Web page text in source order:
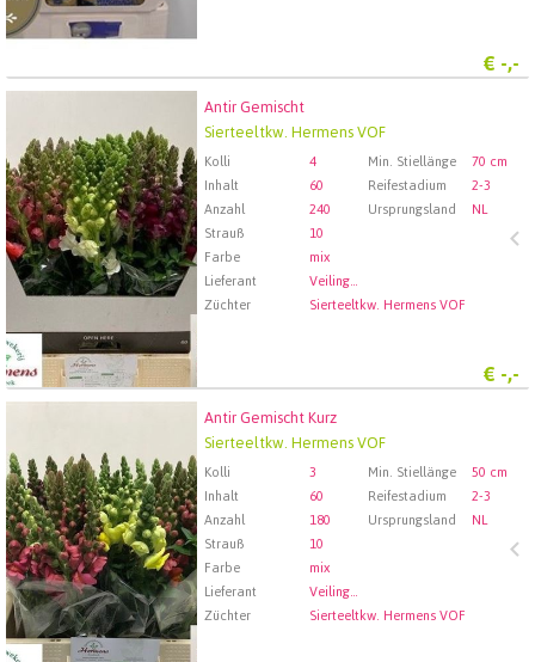
€ -,-
Antir Gemischt
Sierteeltkw. Hermens VOF
Kolli 4 Min. Stiellänge
70 cm
Inhalt
60 Reifestadium
2-3
Anzahl
240 Ursprungsland
NL
Strauß
10
Farbe
mix
Lieferant
Veiling Rhein-Maas GmbH & Co. KG
Züchter
Sierteeltkw. Hermens VOF
€ -,-
Wählen Sie zuerst ein Abfartdatum.
Antir Gemischt Kurz
Sierteeltkw. Hermens VOF
Kolli 3 Min. Stiellänge
50 cm
Inhalt
60 Reifestadium
2-3
Anzahl
180 Ursprungsland
NL
Strauß
10
Farbe
mix
Lieferant
Veiling Rhein-Maas GmbH & Co. KG
Züchter
Sierteeltkw. Hermens VOF
Wählen Sie zuerst ein Abfartdatum.